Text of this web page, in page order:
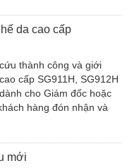
da cao cấp
thành công và giới
cấp SG911H, SG912H
cho Giám đốc hoặc
hàng đón nhận và
mới